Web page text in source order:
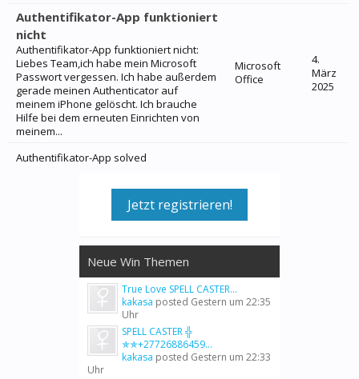
Authentifikator-App funktioniert
nicht
Authentifikator-App funktioniert nicht:
Liebes Team,ich habe mein Microsoft
Passwort vergessen. Ich habe außerdem
gerade meinen Authenticator auf
meinem iPhone gelöscht. Ich brauche
Hilfe bei dem erneuten Einrichten von
meinem...
Microsoft
Office
4.
März
2025
Authentifikator-App solved
Jetzt registrieren!
Neue Win Themen
True Love SPELL CASTER...
kakasa posted Gestern um 22:35
Uhr
SPELL CASTER ╬
✯✯+27726886459...
kakasa posted Gestern um 22:33
Uhr